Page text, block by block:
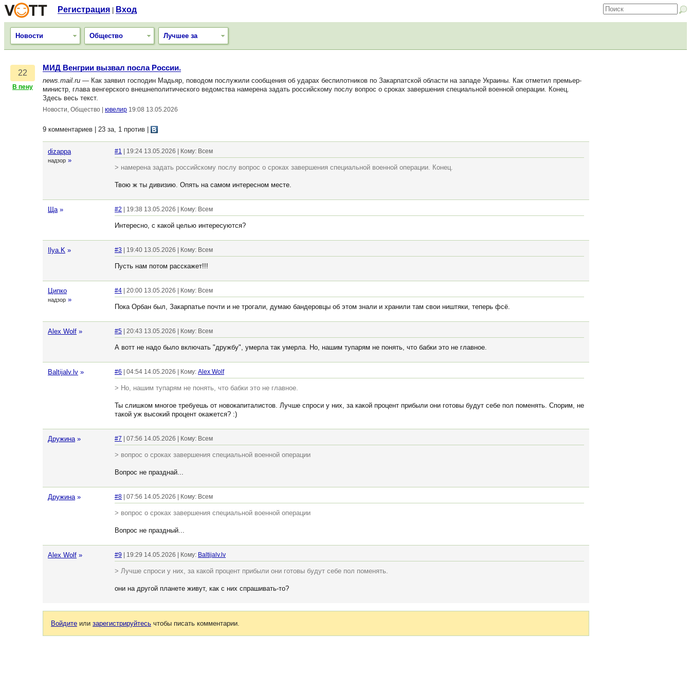
Регистрация Вход
Новости Общество Лучшее за
22
В пену
МИД Венгрии вызвал посла России.
news.mail.ru — Как заявил господин Мадьяр, поводом послужили сообщения об ударах беспилотников по Закарпатской области на западе Украины. Как отметил премьер-
министр, глава венгерского внешнеполитического ведомства намерена задать российскому послу вопрос о сроках завершения специальной военной операции. Конец.
Здесь весь текст.
Новости, Общество ювелир 19:08 13.05.2026
9 комментариев | 23 за, 1 против
dizappa
надзор »
#1 | 19:24 13.05.2026 | Кому: Всем
> намерена задать российскому послу вопрос о сроках завершения специальной военной операции. Конец.
Твою ж ты дивизию. Опять на самом интересном месте.
Ща » #2 | 19:38 13.05.2026 | Кому: Всем
Интересно, с какой целью интересуются?
Ilya.K » #3 | 19:40 13.05.2026 | Кому: Всем
Пусть нам потом расскажет!!!
Ципко
надзор »
#4 | 20:00 13.05.2026 | Кому: Всем
Пока Орбан был, Закарпатье почти и не трогали, думаю бандеровцы об этом знали и хранили там свои ништяки, теперь фсё.
Alex Wolf » #5 | 20:43 13.05.2026 | Кому: Всем
А вотт не надо было включать "дружбу", умерла так умерла. Но, нашим тупарям не понять, что бабки это не главное.
Baltijalv.lv » #6 | 04:54 14.05.2026 | Кому: Alex Wolf
> Но, нашим тупарям не понять, что бабки это не главное.
Ты слишком многое требуешь от новокапиталистов. Лучше спроси у них, за какой процент прибыли они готовы будут себе пол поменять. Спорим, не
такой уж высокий процент окажется? :)
Дружина » #7 | 07:56 14.05.2026 | Кому: Всем
> вопрос о сроках завершения специальной военной операции
Вопрос не празднай...
Дружина » #8 | 07:56 14.05.2026 | Кому: Всем
> вопрос о сроках завершения специальной военной операции
Вопрос не праздный...
Alex Wolf » #9 | 19:29 14.05.2026 | Кому: Baltijalv.lv
> Лучше спроси у них, за какой процент прибыли они готовы будут себе пол поменять.
они на другой планете живут, как с них спрашивать-то?
Войдите или зарегистрируйтесь чтобы писать комментарии.